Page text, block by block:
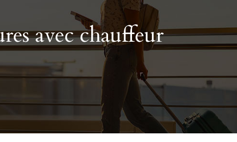
avec chauffeur